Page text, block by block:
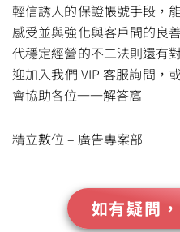
輕信誘人的保證帳號手段，
感受並與強化與客戶間的良
代穩定經營的不二法則還有
迎加入我們 VIP 客服詢問，
會協助各位一一解答窩
精立數位 – 廣告專案部
如有疑問